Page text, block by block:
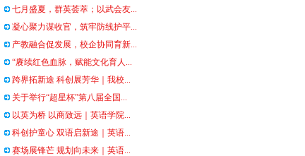
七月盛夏，群英荟萃；以武会友...
凝心聚力谋收官，筑牢防线护平...
产教融合促发展，校企协同育新...
“赓续红色血脉，赋能文化育人...
跨界拓新途 科创展芳华｜我校...
关于举行“超星杯”第八届全国...
以英为桥 以商致远｜英语学院...
科创护童心 双语启新途｜英语...
赛场展锋芒 规划向未来｜英语...